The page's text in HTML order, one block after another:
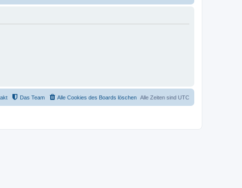
Alle Zeiten sind UTC
Alle Cookies des Boards löschen
Das Team